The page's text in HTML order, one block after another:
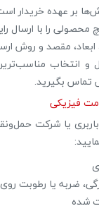
بر عهده خریدار
را با ارسال
مقصد و روش
و انتخاب
تماس بگیرید.
یا شرکت
ضربه یا رطوبت
شده